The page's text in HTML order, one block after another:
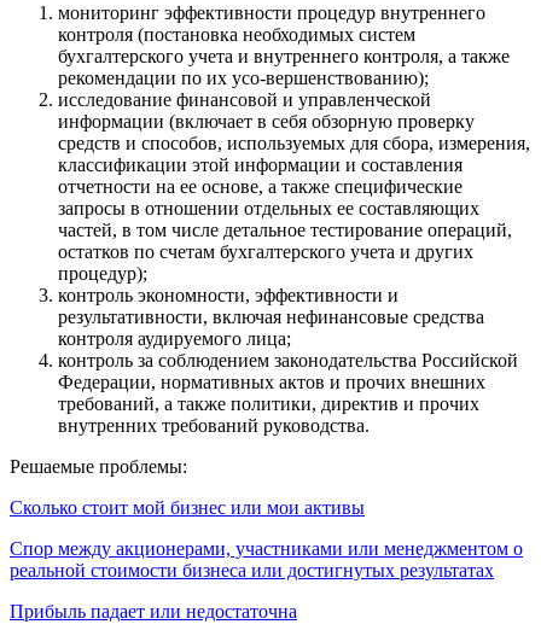
мониторинг эффективности процедур внутреннего
контроля (постановка необходимых систем
бухгалтерского учета и внутреннего контроля, а также
рекомендации по их усо-вершенствованию);
исследование финансовой и управленческой
информации (включает в себя обзорную проверку
средств и способов, используемых для сбора, измерения,
классификации этой информации и составления
отчетности на ее основе, а также специфические
запросы в отношении отдельных ее составляющих
частей, в том числе детальное тестирование операций,
остатков по счетам бухгалтерского учета и других
процедур);
контроль экономности, эффективности и
результативности, включая нефинансовые средства
контроля аудируемого лица;
контроль за соблюдением законодательства Российской
Федерации, нормативных актов и прочих внешних
требований, а также политики, директив и прочих
внутренних требований руководства.
Решаемые проблемы:
Сколько стоит мой бизнес или мои активы
Спор между акционерами, участниками или менеджментом о
реальной стоимости бизнеса или достигнутых результатах
Прибыль падает или недостаточна